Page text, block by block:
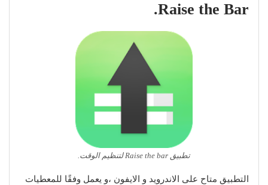
Raise the Bar.
تطبيق Raise the bar لتنظيم الوقت.
التطبيق متاح على الاندرويد و الايفون ،و يعمل وفقًا للمعطيات